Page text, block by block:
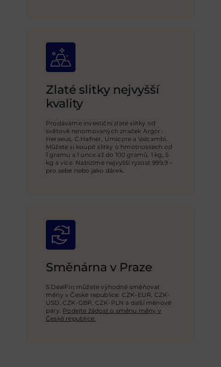
Zlaté slitky nejvyšší
kvality
Prodáváme investiční zlaté slitky od
světově renomovaných značek Argor-
Heraeus, C.Hafner, Umicore a Valcambi.
Můžete si koupit slitky o hmotnostech od
1 gramu a 1 unce až do 100 gramů, 1 kg, 5
kg a více. Nabízíme nejvyšší ryzost 999,9 –
pro sebe nebo jako dárek.
Směnárna v Praze
S DealFin můžete výhodně směňovat
měny v České republice: CZK-EUR, CZK-
USD, CZK-GBP , CZK-PLN a další měnové
páry. Podejte žádost o směnu měny v
České republice.